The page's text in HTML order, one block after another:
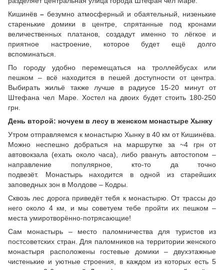
Кишинёв – безумно атмосферный и обаятельный, низенькие
старенькие домики в центре, спрятанные под кронами
величественных платанов, создадут именно то лёгкое и
приятное настроение, которое будет ещё долго
вспоминаться.
По городу удобно перемещаться на троллейбусах или
пешком – всё находится в пешей доступности от центра.
Выбирать жильё также лучше в радиусе 15-20 минут от
Штефана чел Маре. Хостел на двоих будет стоить 180-250
грн.
День второй: ночуем в лесу в женском монастыре Хынку
Утром отправляемся к монастырю Хынку в 40 км от Кишинёва.
Можно неспешно добраться на маршрутке за ~4 грн от
автовокзала (ехать около часа), либо рвануть автостопом –
направление популярное, кто-то да точно
подвезёт. Монастырь находится в одной из старейших
заповедных зон в Молдове – Кодры.
Сквозь лес дорога приведёт тебя к монастырю. От трассы до
него около 4 км, и мы советуем тебе пройти их пешком –
места умиротворённо-потрясающие!
Сам монастырь – место паломничества для туристов из
постсоветских стран. Для паломников на территории женского
монастыря расположены гостевые домики – двухэтажные
чистенькие и уютные строения, в каждом из которых есть 5